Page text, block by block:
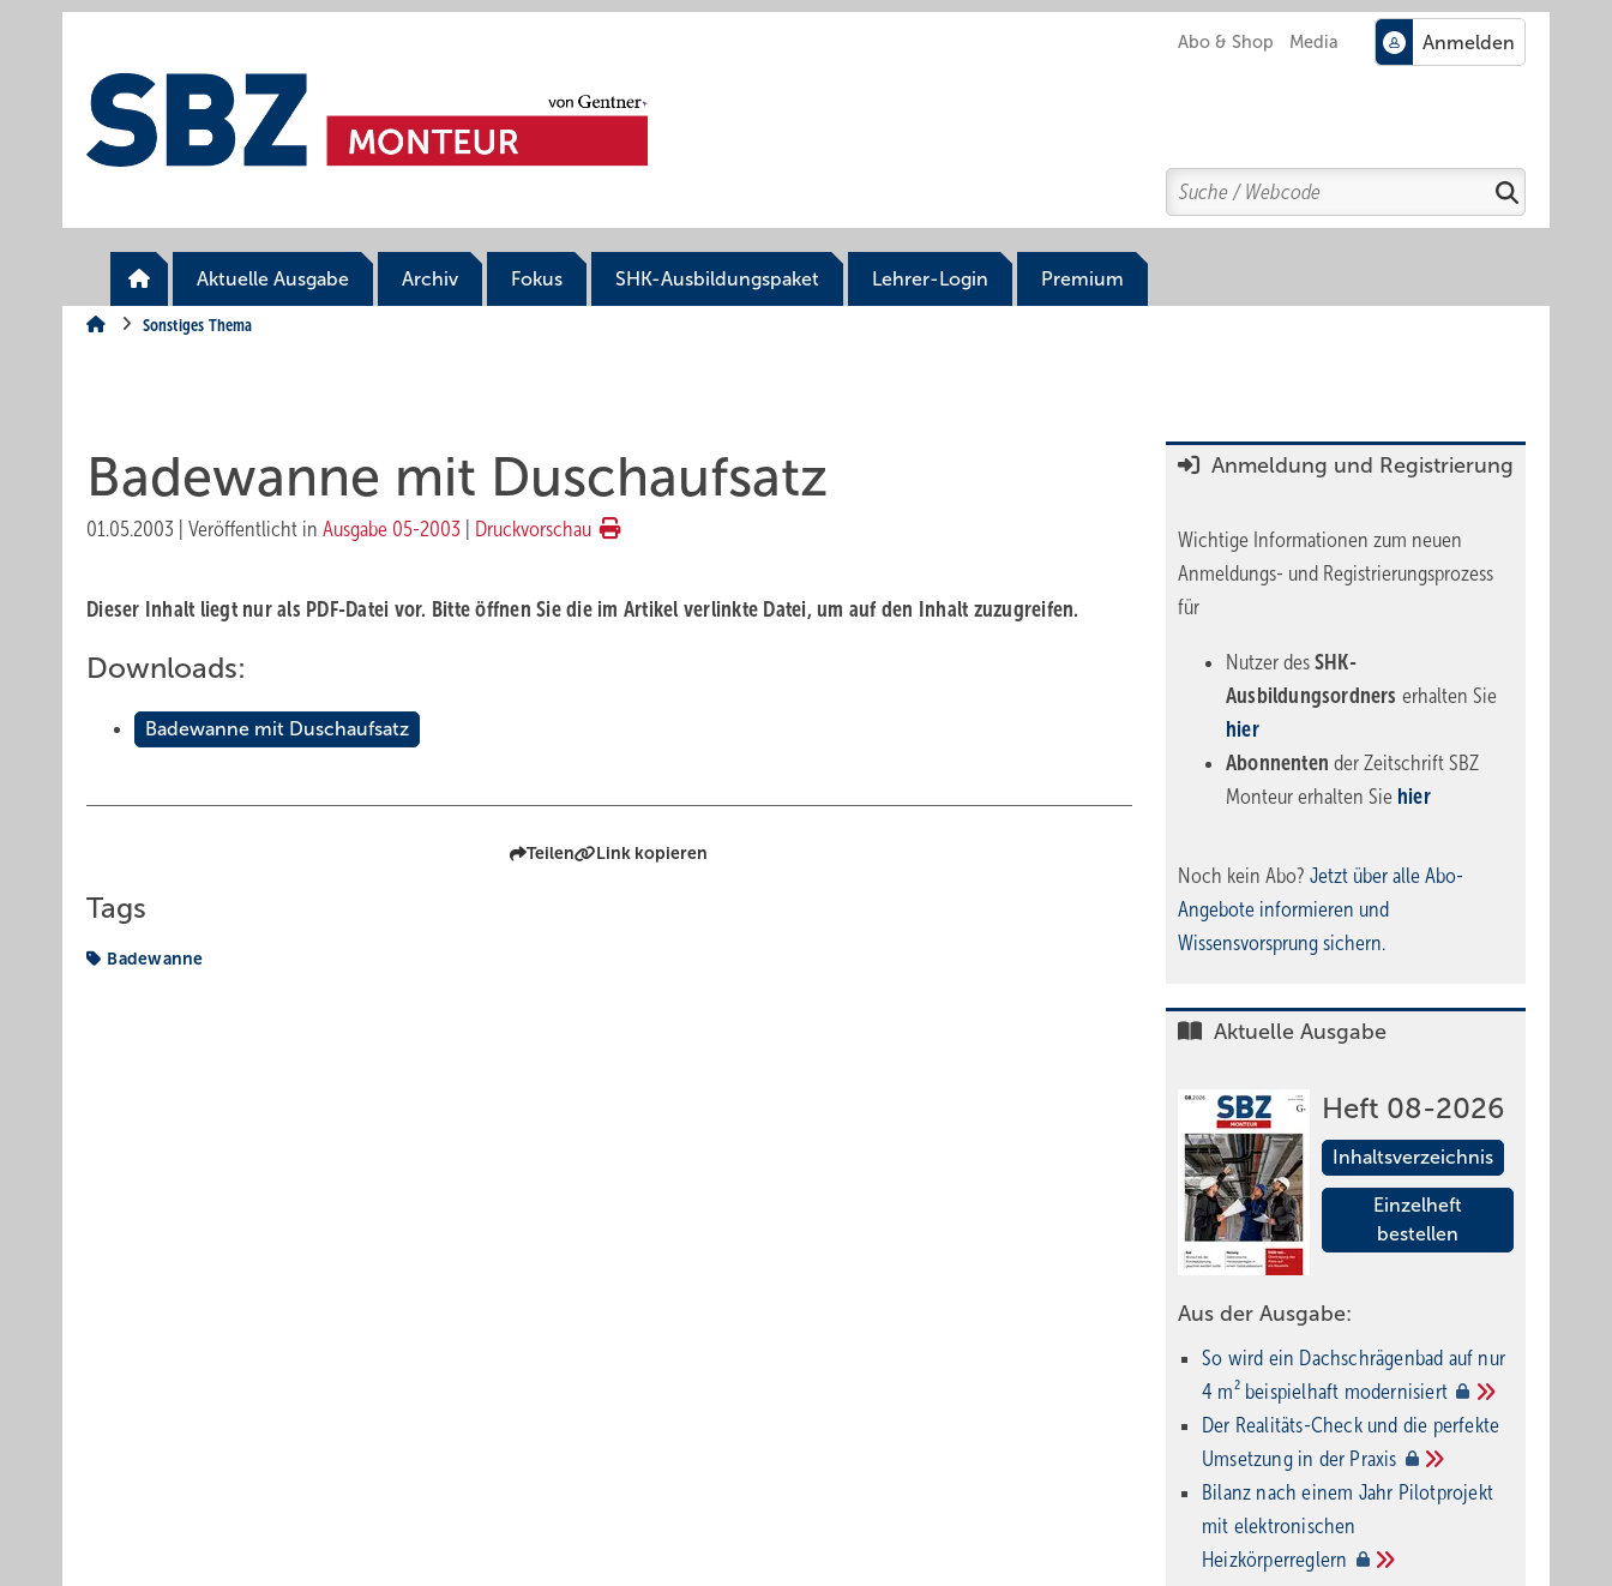
Abo & Shop Media
Search
Suchen
Aktuelle Ausgabe Archiv Fokus SHK-Ausbildungspaket Lehrer-Login Premium
Sonstiges Thema
Badewanne mit Duschaufsatz
01.05.2003 Veröffentlicht in Ausgabe 05-2003 Druckvorschau
Dieser Inhalt liegt nur als PDF-Datei vor. Bitte öffnen Sie die im Artikel verlinkte Datei, um auf den Inhalt zuzugreifen.
Downloads:
Badewanne mit Duschaufsatz
Teilen Link kopieren
Tags
Badewanne
Anmeldung und Registrierung
Wichtige Informationen zum neuen
Anmeldungs- und Registrierungsprozess
für
Nutzer des SHK-
Ausbildungsordners erhalten Sie
hier
Abonnentender Zeitschrift SBZ
Monteur erhalten Sie hier
Noch kein Abo? Jetzt über alle Abo-
Angebote informieren und
Wissensvorsprung sichern.
Aktuelle Ausgabe
Heft 08-2026
Inhaltsverzeichnis
Einzelheft
bestellen
Aus der Ausgabe:
So wird ein Dach­schrägenbad auf nur
4 m² beispielhaft modernisiert
Der Realitäts-Check und die perfekte
Umsetzung in der Praxis
Bilanz nach einem Jahr Pilotprojekt
mit elektronischen
Heizkörperreglern